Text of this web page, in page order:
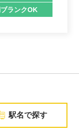
ランクOK
駅名で探す